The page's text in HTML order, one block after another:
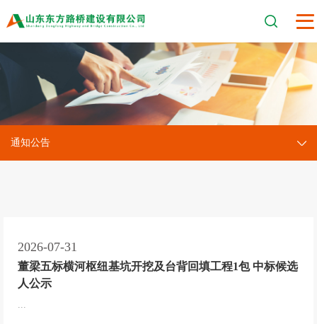
通知公告
2026-07-31
董梁五标横河枢纽基坑开挖及台背回填工程1包 中标候选
人公示